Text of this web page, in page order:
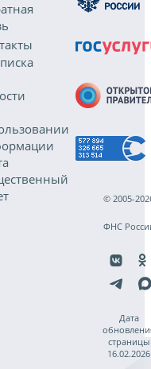
© 2005-
ФНС
Дата
страницы
16.02.2026